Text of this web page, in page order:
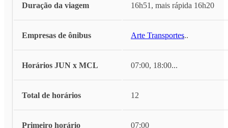
Duração da viagem 16h51, mais rápida 16h20
Empresas de ônibus Arte Transportes...
Horários JUN x MCL 07:00, 18:00...
Total de horários 12
Primeiro horário 07:00